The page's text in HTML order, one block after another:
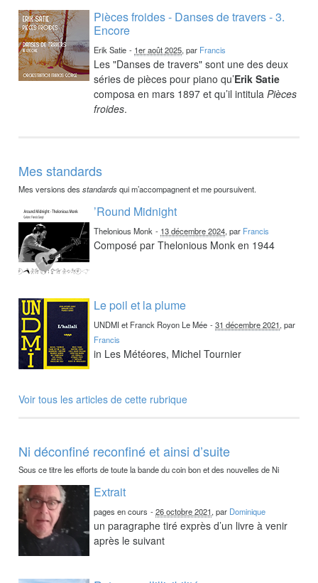
Pièces froides - Danses de travers - 3.
Encore
Erik Satie - 1er août 2025, par Francis
Les "Danses de travers" sont une des deux
séries de pièces pour piano qu’Erik Satie
composa en mars 1897 et qu’il intitulaPièces
froides.
Mes standards
Mes versions desstandardsqui m’accompagnent et me poursuivent.
’Round Midnight
Thelonious Monk - 13 décembre 2024, par Francis
Composé par Thelonious Monk en 1944
Le poil et la plume
UNDMI et Franck Royon Le Mée -31 décembre 2021, par
Francis
in Les Météores, Michel Tournier
Voir tous les articles de cette rubrique
Ni déconfiné reconfiné et ainsi d’suite
Sous ce titre les efforts de toute la bande du coin bon et des nouvelles de Ni
Extrait
pages en cours -26 octobre 2021, par Dominique
un paragraphe tiré exprès d’un livre à venir
après le suivant